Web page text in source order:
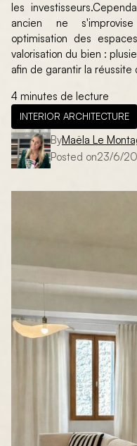
les
ancien ne
optimisation des
valorisation du bien :
afin de garantir la réussite
ByMaëla Le
Posted on23/6/
4 minutes de lecture
INTERIOR ARCHITECTURE